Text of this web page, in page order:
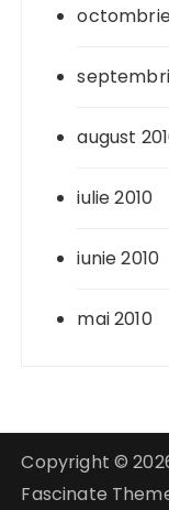
octombrie
august
iulie 2010
iunie 2010
mai 2010
Copyright ©
Fascinate